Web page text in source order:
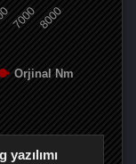
Orjinal Nm
70008000